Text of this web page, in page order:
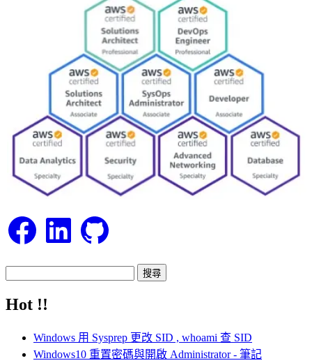
FacebookLinkedIn GitHub
關
Hot !!
Windows 用 Sysprep 更改 SID , whoami 查 SID
Windows10 重置密碼與開啟 Administrator - 筆記